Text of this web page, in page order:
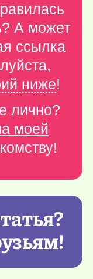
А может
ссылка
ниже!
лично?
моей